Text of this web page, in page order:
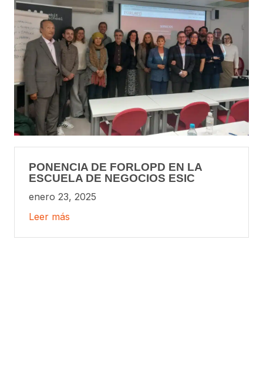
PONENCIA DE FORLOPD EN LA
ESCUELA DE NEGOCIOS ESIC
enero 23, 2025
Leer más